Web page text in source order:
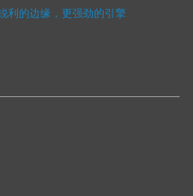
利的边缘，更强劲的引擎